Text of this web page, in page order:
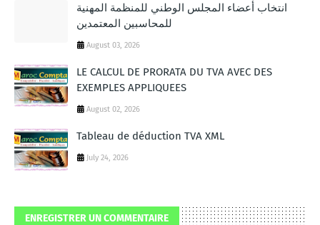
انتخاب أعضاء المجلس الوطني للمنظمة المهنية
للمحاسبين المعتمدين
August 03, 2026
LE CALCUL DE PRORATA DU TVA AVEC DES
EXEMPLES APPLIQUEES
August 02, 2026
Tableau de déduction TVA XML
July 24, 2026
ENREGISTRER UN COMMENTAIRE